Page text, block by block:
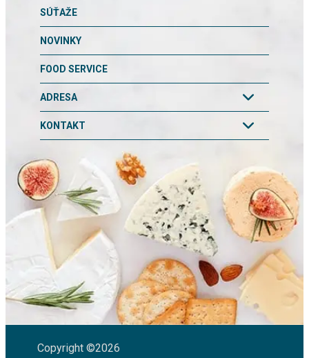
SÚŤAŽE
NOVINKY
FOOD SERVICE
ADRESA
KONTAKT
Copyright ©2026